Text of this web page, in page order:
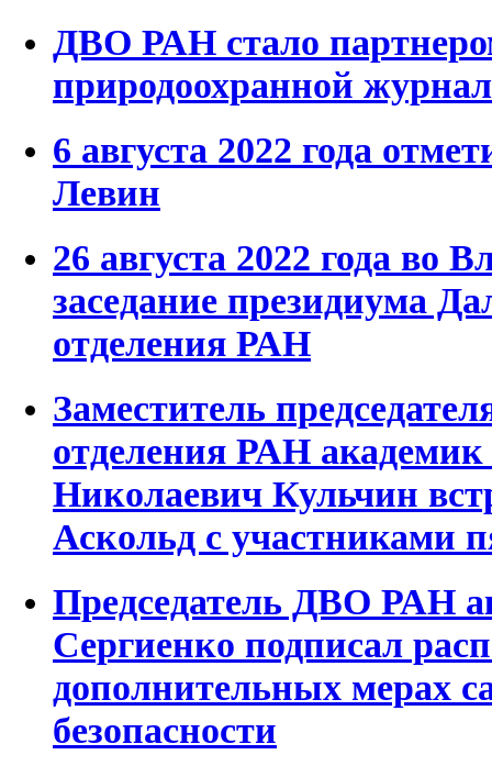
ДВО РАН стало
природоохранной
6 августа 2022 года
Левин
26 августа 2022 года во
заседание президиума
отделения РАН
Заместитель
отделения РАН
Николаевич Кульчин
Аскольд с участниками
Председатель ДВО РАН
Сергиенко подписал
дополнительных мерах
безопасности